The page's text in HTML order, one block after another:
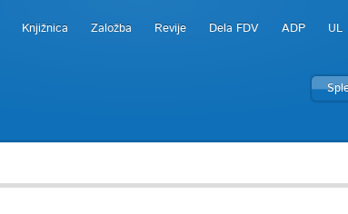
Knjižnica Založba Revije Dela FDV ADP UL